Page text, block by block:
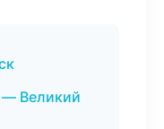
— Великий